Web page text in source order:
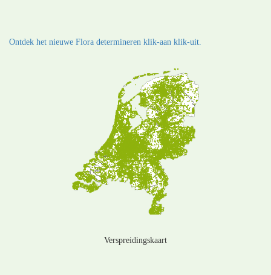
Ontdek het nieuwe Flora determineren klik-aan klik-uit.
Verspreidingskaart